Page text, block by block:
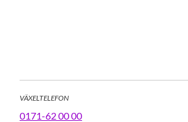
VÄXELTELEFON
0171-62 00 00